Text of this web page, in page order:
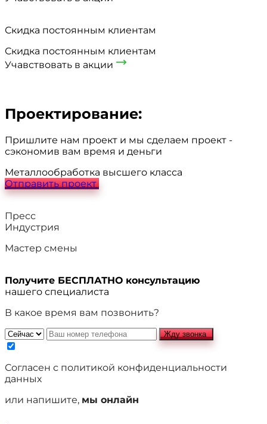
Скидка постоянным клиентам
Скидка постоянным клиентам
Учавствовать в акции
Проектирование:
Пришлите нам проект и мы сделаем проект -
сэкономив вам время и деньги
Металлообработка высшего класса
Отправить проект
Пресс
Индустрия
Мастер смены
Получите БЕСПЛАТНО консультацию
нашего специалиста
В какое время вам позвонить?
Жду звонка
Согласен с политикой конфиденциальности
данных
или напишите, мы онлайн